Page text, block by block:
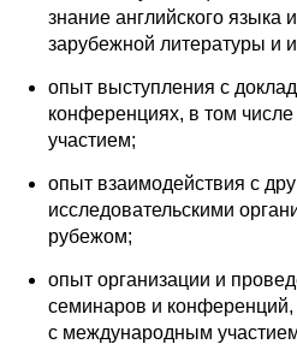
Семинары
Энергетический
Российско-
ЦДУ
Inforum
знание английского языка
зарубежной литературы и
опыт выступления с
конференциях, в том
участием;
опыт взаимодействия с
исследовательскими
рубежом;
опыт организации и
семинаров и конференций,
с международным